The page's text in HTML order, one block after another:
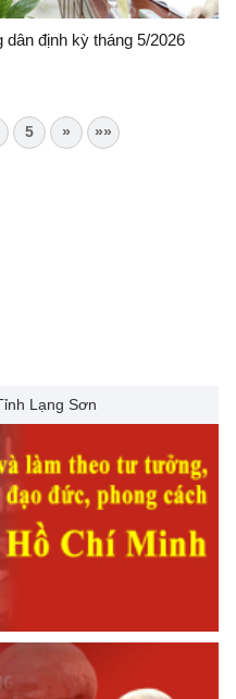
định kỳ tháng 5/2026
5 » »»
Lạng Sơn